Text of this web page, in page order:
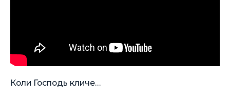
Коли Господь кличе…